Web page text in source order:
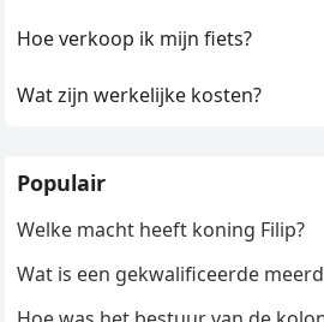
Hoe verkoop ik mijn fiets?
Wat zijn werkelijke kosten?
Populair
Welke macht heeft koning Filip?
Wat is een gekwalificeerde